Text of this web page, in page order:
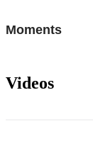
Moments
Videos